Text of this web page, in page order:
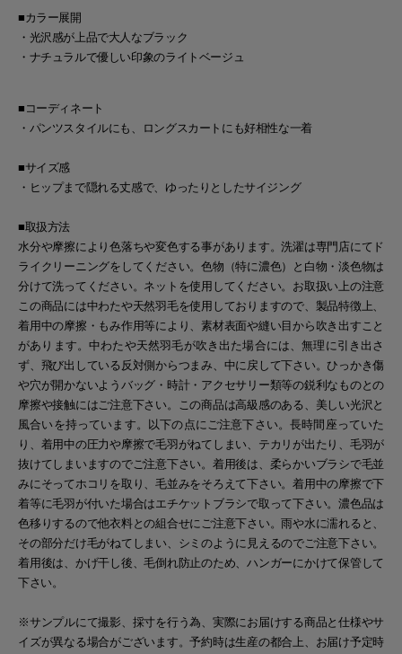
■カラー展開
・光沢感が上品で大人なブラック
・ナチュラルで優しい印象のライトベージュ
■コーディネート
・パンツスタイルにも、ロングスカートにも好相性な一着
■サイズ感
・ヒップまで隠れる丈感で、ゆったりとしたサイジング
■取扱方法
水分や摩擦により色落ちや変色する事があります。洗濯は専門店にてド
ライクリーニングをしてください。色物（特に濃色）と白物・淡色物は
分けて洗ってください。ネットを使用してください。お取扱い上の注意
この商品には中わたや天然羽毛を使用しておりますので、製品特徴上、
着用中の摩擦・もみ作用等により、素材表面や縫い目から吹き出すこと
があります。中わたや天然羽毛が吹き出た場合には、無理に引き出さ
ず、飛び出している反対側からつまみ、中に戻して下さい。ひっかき傷
や穴が開かないようバッグ・時計・アクセサリー類等の鋭利なものとの
摩擦や接触にはご注意下さい。この商品は高級感のある、美しい光沢と
風合いを持っています。以下の点にご注意下さい。長時間座っていた
り、着用中の圧力や摩擦で毛羽がねてしまい、テカリが出たり、毛羽が
抜けてしまいますのでご注意下さい。着用後は、柔らかいブラシで毛並
みにそってホコリを取り、毛並みをそろえて下さい。着用中の摩擦で下
着等に毛羽が付いた場合はエチケットブラシで取って下さい。濃色品は
色移りするので他衣料との組合せにご注意下さい。雨や水に濡れると、
その部分だけ毛がねてしまい、シミのように見えるのでご注意下さい。
着用後は、かげ干し後、毛倒れ防止のため、ハンガーにかけて保管して
下さい。
※サンプルにて撮影、採寸を行う為、実際にお届けする商品と仕様やサ
イズが異なる場合がございます。予約時は生産の都合上、お届け予定時